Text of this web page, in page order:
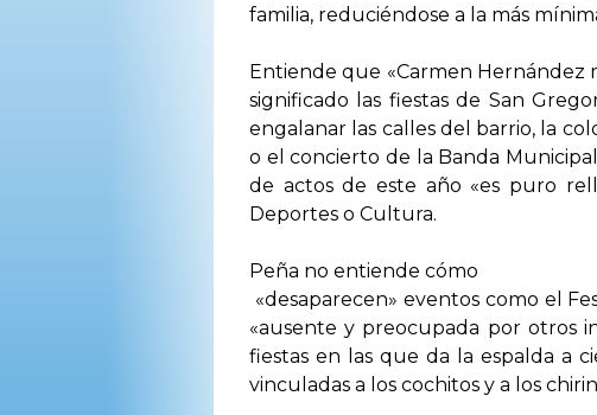
familia, reduciéndose a la más
Entiende que «Carmen Hernández
significado las fiestas de San
engalanar las calles del barrio, la
o el concierto de la Banda
de actos de este año «es puro
Deportes o Cultura.
Peña no entiende cómo
«desaparecen» eventos como el
«ausente y preocupada por otros
fiestas en las que da la espalda a
vinculadas a los cochitos y a los